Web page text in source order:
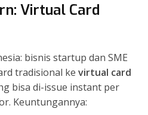
Virtual Card
bisnis startup dan SME
tradisional ke virtual card
bisa di-issue instant per
Keuntungannya: